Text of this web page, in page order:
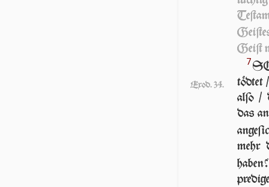
Exod. 34.
Geiſt
7
töd­tet
al­ſo /
das
mehr